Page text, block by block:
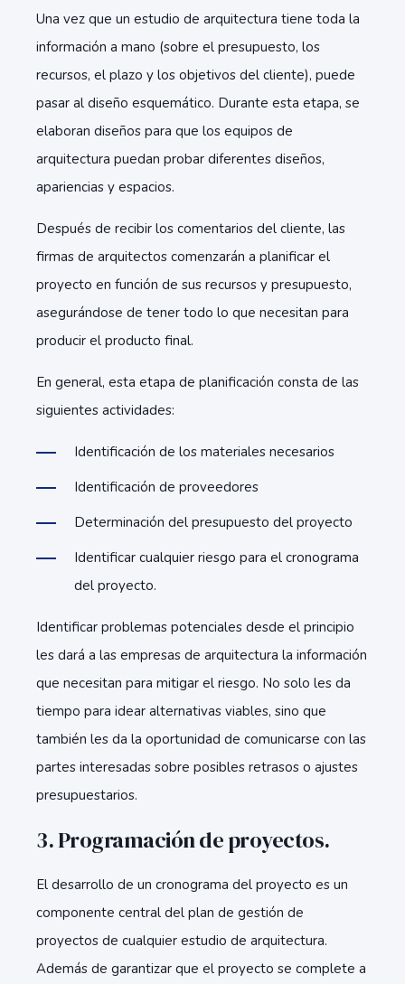
Una vez que un estudio de arquitectura tiene toda la
información a mano (sobre el presupuesto, los
recursos, el plazo y los objetivos del cliente), puede
pasar al diseño esquemático. Durante esta etapa, se
elaboran diseños para que los equipos de
arquitectura puedan probar diferentes diseños,
apariencias y espacios.
Después de recibir los comentarios del cliente, las
firmas de arquitectos comenzarán a planificar el
proyecto en función de sus recursos y presupuesto,
asegurándose de tener todo lo que necesitan para
producir el producto final.
En general, esta etapa de planificación consta de las
siguientes actividades:
Identificación de los materiales necesarios
Identificación de proveedores
Determinación del presupuesto del proyecto
Identificar cualquier riesgo para el cronograma
del proyecto.
Identificar problemas potenciales desde el principio
les dará a las empresas de arquitectura la información
que necesitan para mitigar el riesgo. No solo les da
tiempo para idear alternativas viables, sino que
también les da la oportunidad de comunicarse con las
partes interesadas sobre posibles retrasos o ajustes
presupuestarios.
3. Programación de proyectos.
El desarrollo de un cronograma del proyecto es un
componente central del plan de gestión de
proyectos de cualquier estudio de arquitectura.
Además de garantizar que el proyecto se complete a